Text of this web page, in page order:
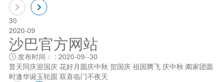
30
2020-09
沙巴官方网站
发布时间： : 2020-09--30
普天同庆迎国庆 花好月圆庆中秋 贺国庆 祖国腾飞 庆中秋 阖家团圆
时逢华诞玉轮圆 双喜临门不夜天